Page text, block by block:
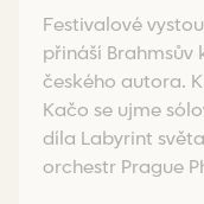
Festivalové
přináší
českého autora.
Kačo se ujme
díla Labyrint
orchestr Prague